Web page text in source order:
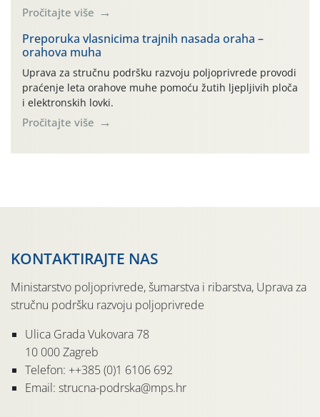
Pročitajte više
Preporuka vlasnicima trajnih nasada oraha –
orahova muha
Uprava za stručnu podršku razvoju poljoprivrede provodi
praćenje leta orahove muhe pomoću žutih ljepljivih ploča
i elektronskih lovki.
Pročitajte više
KONTAKTIRAJTE NAS
Ministarstvo poljoprivrede, šumarstva i ribarstva, Uprava za
stručnu podršku razvoju poljoprivrede
Ulica Grada Vukovara 78
10 000 Zagreb
Telefon: ++385 (0)1 6106 692
Email: strucna-podrska@mps.hr